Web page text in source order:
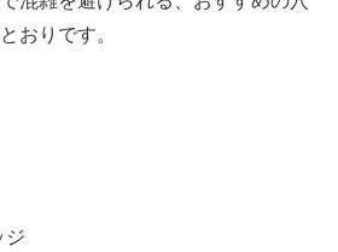
おりです。
ジ